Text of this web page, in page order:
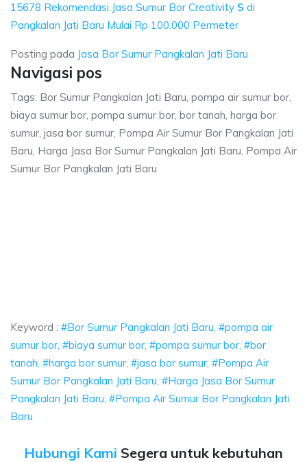
15678 Rekomendasi Jasa Sumur Bor Creativity S di
Pangkalan Jati Baru Mulai Rp 100.000 Permeter
Posting pada Jasa Bor Sumur Pangkalan Jati Baru
Navigasi pos
Tags: Bor Sumur Pangkalan Jati Baru, pompa air sumur bor,
biaya sumur bor, pompa sumur bor, bor tanah, harga bor
sumur, jasa bor sumur, Pompa Air Sumur Bor Pangkalan Jati
Baru, Harga Jasa Bor Sumur Pangkalan Jati Baru, Pompa Air
Sumur Bor Pangkalan Jati Baru
Keyword : #Bor Sumur Pangkalan Jati Baru, #pompa air
sumur bor, #biaya sumur bor, #pompa sumur bor, #bor
tanah, #harga bor sumur, #jasa bor sumur, #Pompa Air
Sumur Bor Pangkalan Jati Baru, #Harga Jasa Bor Sumur
Pangkalan Jati Baru, #Pompa Air Sumur Bor Pangkalan Jati
Baru
Hubungi Kami Segera untuk kebutuhan